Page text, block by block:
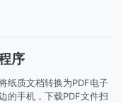
序
纸质文档转换为PDF电子
的手机，下载PDF文件扫